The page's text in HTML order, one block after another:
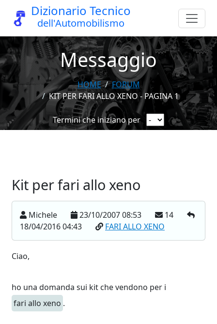
Dizionario Tecnico
dell'Automobilismo
Messaggio
HOME
FORUM
KIT PER FARI ALLO XENO - PAGINA 1
Termini che iniziano per
Kit per fari allo xeno
Michele 23/10/2007 08:53
14
18/04/2016 04:43
FARI ALLO XENO
Ciao,
ho una domanda sui kit che vendono per i
fari allo xeno .